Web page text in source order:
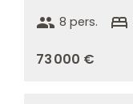
group 8 pers. bed
73 000 €